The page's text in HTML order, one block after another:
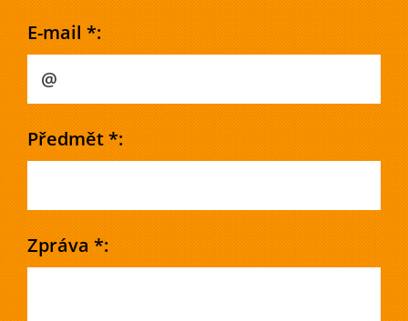
E-mail *:
Předmět *:
Zpráva *: